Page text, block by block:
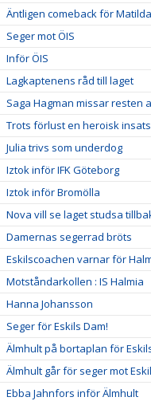
Äntligen comeback för Matilda
Seger mot ÖIS
Inför ÖIS
Lagkaptenens råd till laget
Saga Hagman missar resten
Trots förlust en heroisk insats
Julia trivs som underdog
Iztok inför IFK Göteborg
Iztok inför Bromölla
Nova vill se laget studsa
Damernas segerrad bröts
Eskilscoachen varnar för
Motståndarkollen : IS Halmia
Hanna Johansson
Seger för Eskils Dam!
Älmhult på bortaplan för
Älmhult går för seger mot
Ebba Jahnfors inför Älmhult